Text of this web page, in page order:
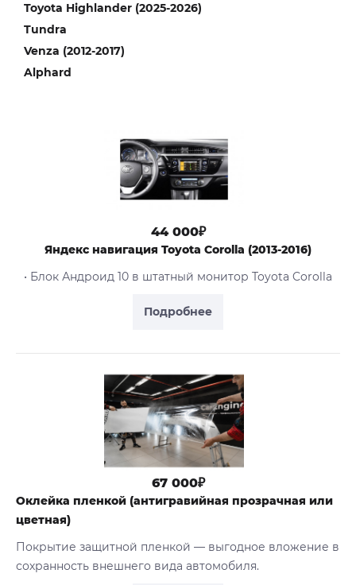
Alphard
Toyota Highlander (2025-2026)
Tundra
Venza (2012-2017)
Подробнее
44 000₽
Яндекс навигация Toyota Сorolla (2013-2016)
• Блок Андроид 10 в штатный монитор Toyota Corolla
67 000₽
Оклейка пленкой (антигравийная прозрачная или
цветная)
Покрытие защитной пленкой — выгодное вложение в
сохранность внешнего вида автомобиля.